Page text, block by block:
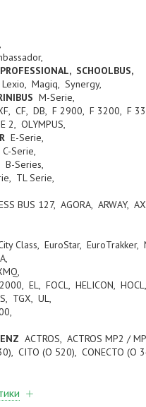
SCHOOLBUS,
Magiq, Synergy,
M-Serie,
CF, DB, F 2900, F 3200, F
2, OLYMPUS,
E-Serie,
Serie,
B-Series,
TL Serie,
BUS 127, AGORA, ARWAY,
Class, EuroStar, EuroTrakker,
EL, FOCL, HELICON,
TGX, UL,
ACTROS, ACTROS MP2 /
CITO (O 520), CONECTO (O